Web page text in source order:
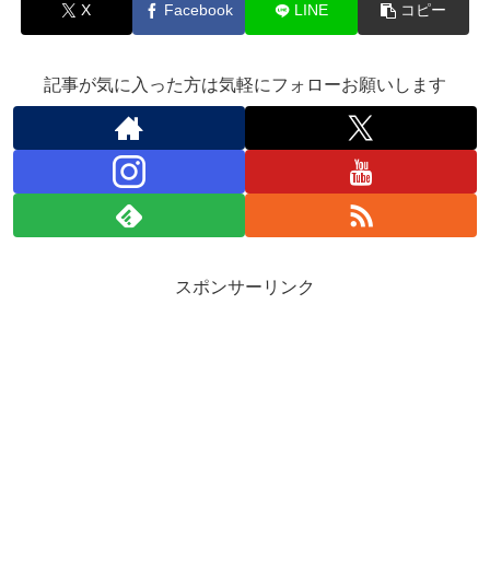
X Facebook LINE コピー
記事が気に入った方は気軽にフォローお願いします
スポンサーリンク